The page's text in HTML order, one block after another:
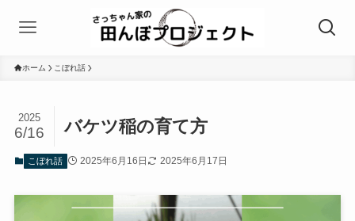
ホーム こぼれ話
バケツ稲の育て方
2025
6/16
こぼれ話 2025年6月16日 2025年6月17日